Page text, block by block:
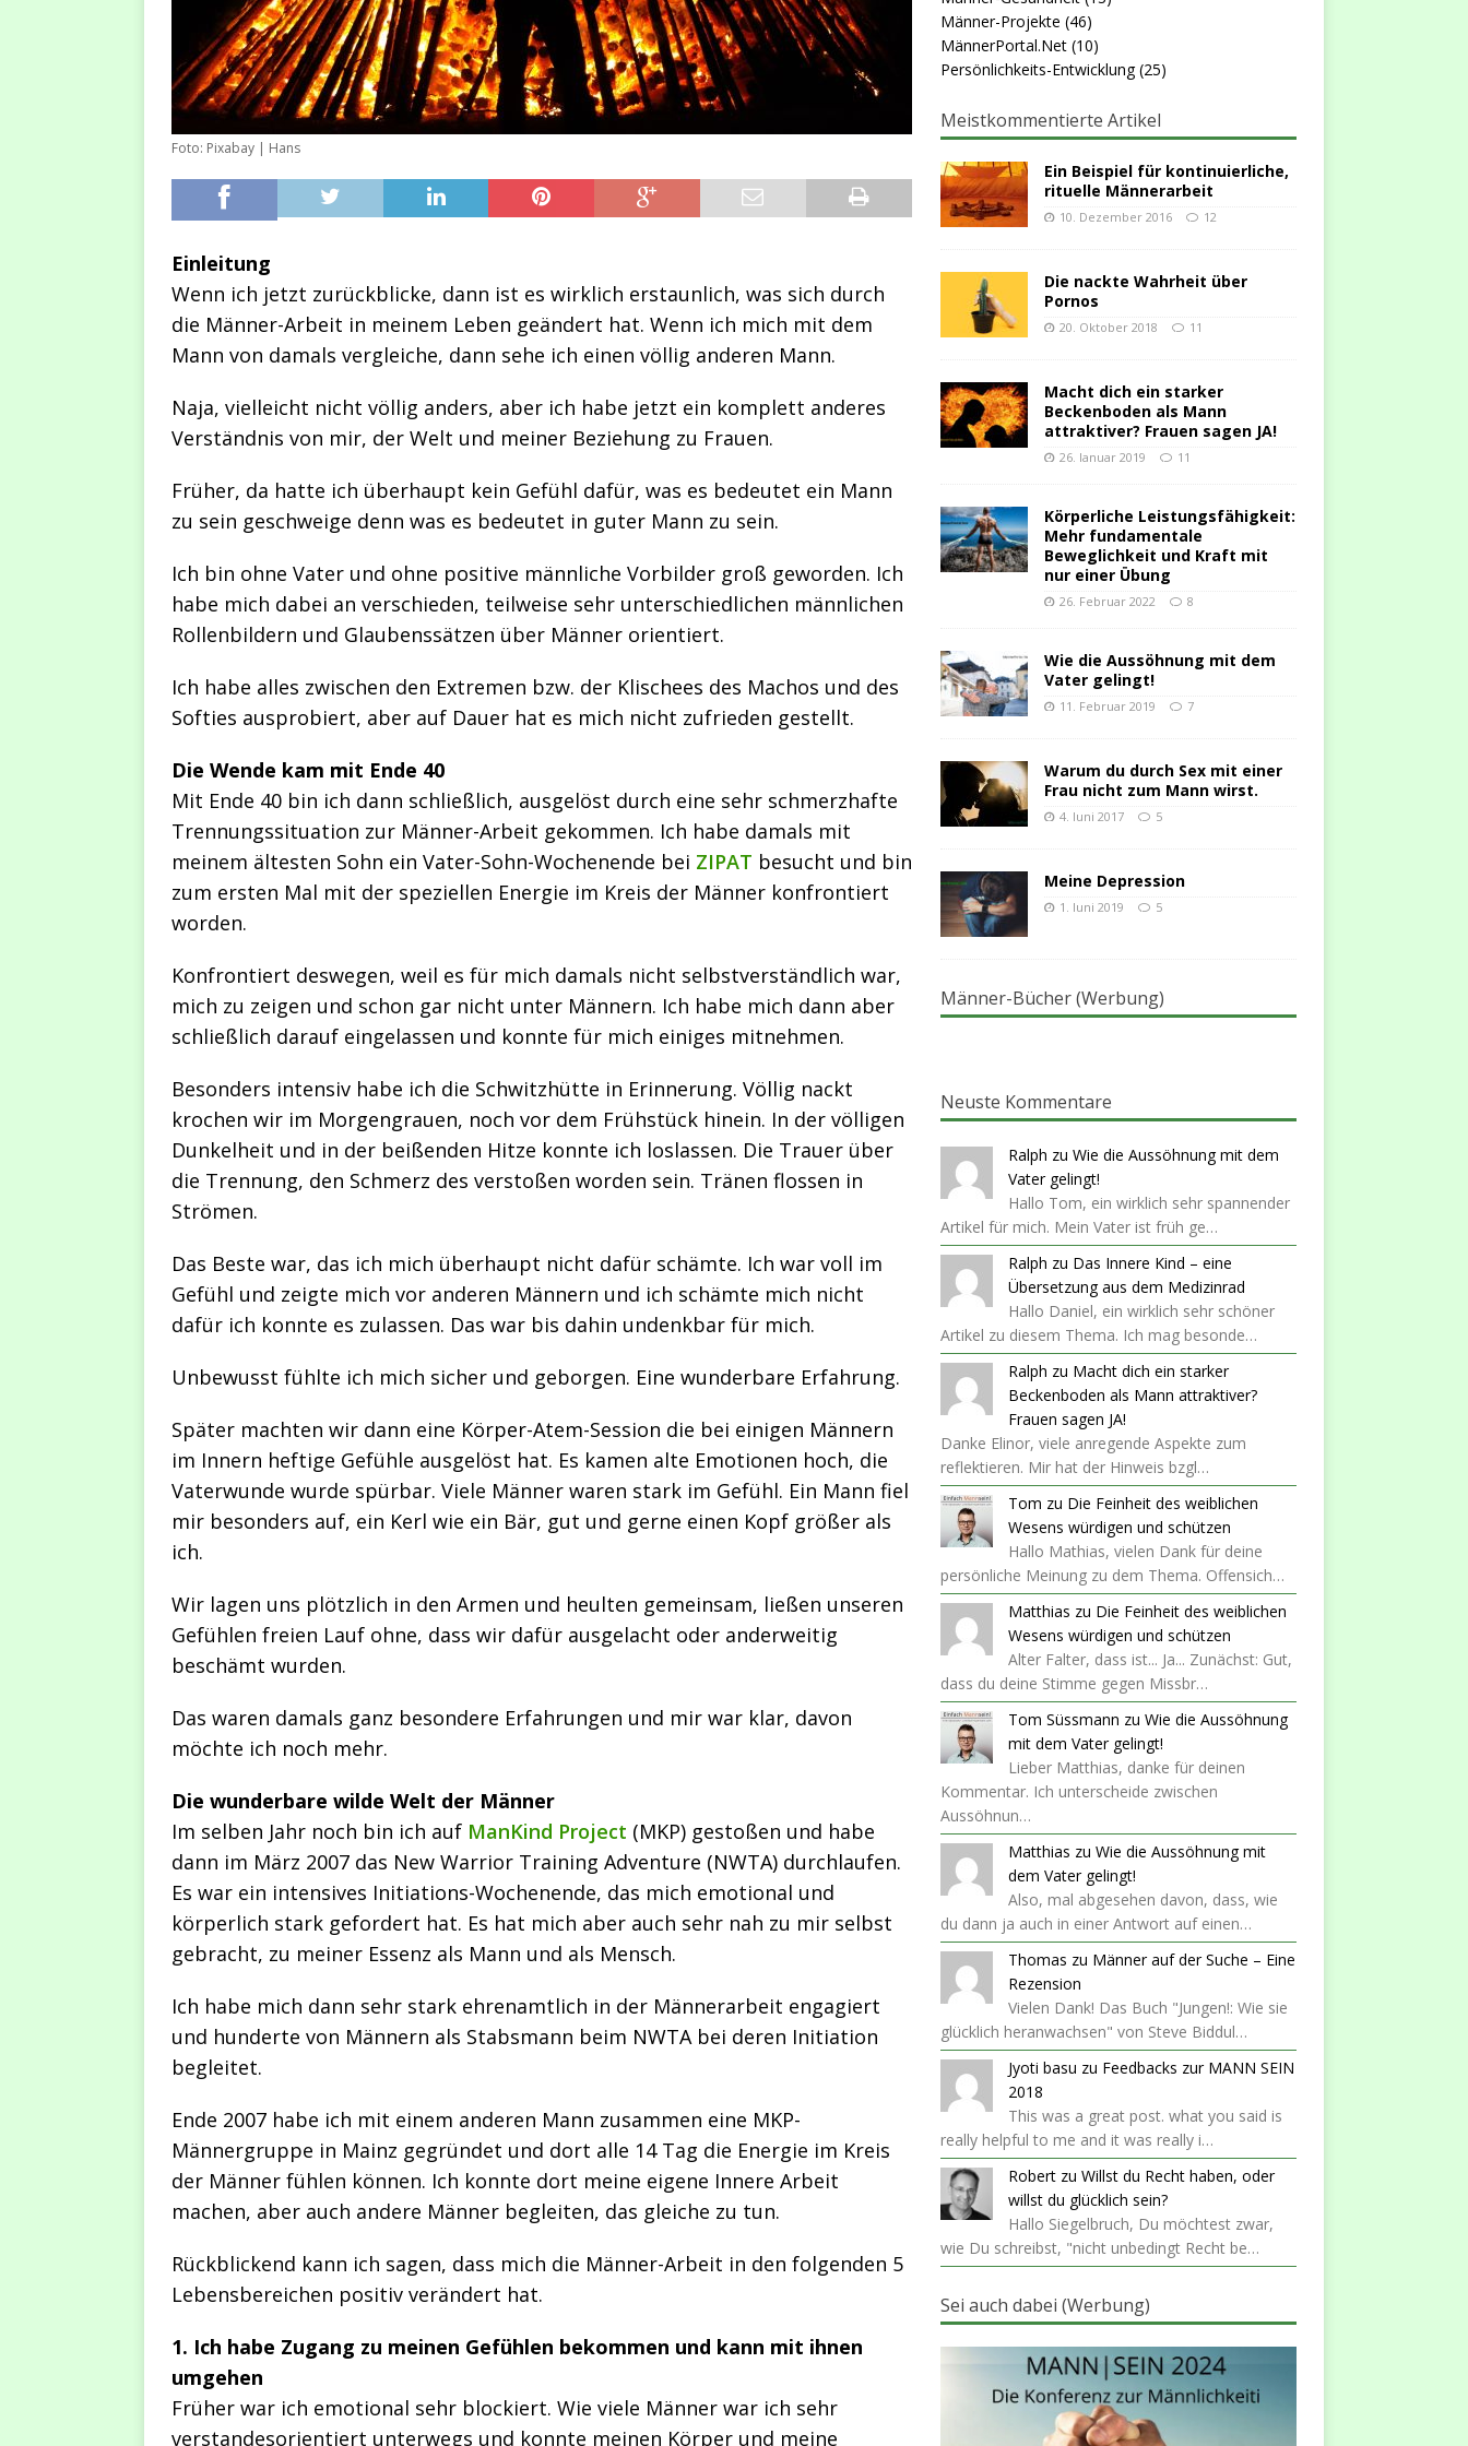
Foto: Pixabay | Hans
Einleitung
Wenn ich jetzt zurückblicke, dann ist es wirklich erstaunlich, was sich durch
die Männer-Arbeit in meinem Leben geändert hat. Wenn ich mich mit dem
Mann von damals vergleiche, dann sehe ich einen völlig anderen Mann.
Naja, vielleicht nicht völlig anders, aber ich habe jetzt ein komplett anderes
Verständnis von mir, der Welt und meiner Beziehung zu Frauen.
Früher, da hatte ich überhaupt kein Gefühl dafür, was es bedeutet ein Mann
zu sein geschweige denn was es bedeutet in guter Mann zu sein.
Ich bin ohne Vater und ohne positive männliche Vorbilder groß geworden. Ich
habe mich dabei an verschieden, teilweise sehr unterschiedlichen männlichen
Rollenbildern und Glaubenssätzen über Männer orientiert.
Ich habe alles zwischen den Extremen bzw. der Klischees des Machos und des
Softies ausprobiert, aber auf Dauer hat es mich nicht zufrieden gestellt.
Die Wende kam mit Ende 40
Mit Ende 40 bin ich dann schließlich, ausgelöst durch eine sehr schmerzhafte
Trennungssituation zur Männer-Arbeit gekommen. Ich habe damals mit
meinem ältesten Sohn ein Vater-Sohn-Wochenende bei ZIPAT besucht und bin
zum ersten Mal mit der speziellen Energie im Kreis der Männer konfrontiert
worden.
Konfrontiert deswegen, weil es für mich damals nicht selbstverständlich war,
mich zu zeigen und schon gar nicht unter Männern. Ich habe mich dann aber
schließlich darauf eingelassen und konnte für mich einiges mitnehmen.
Besonders intensiv habe ich die Schwitzhütte in Erinnerung. Völlig nackt
krochen wir im Morgengrauen, noch vor dem Frühstück hinein. In der völligen
Dunkelheit und in der beißenden Hitze konnte ich loslassen. Die Trauer über
die Trennung, den Schmerz des verstoßen worden sein. Tränen flossen in
Strömen.
Das Beste war, das ich mich überhaupt nicht dafür schämte. Ich war voll im
Gefühl und zeigte mich vor anderen Männern und ich schämte mich nicht
dafür ich konnte es zulassen. Das war bis dahin undenkbar für mich.
Unbewusst fühlte ich mich sicher und geborgen. Eine wunderbare Erfahrung.
Später machten wir dann eine Körper-Atem-Session die bei einigen Männern
im Innern heftige Gefühle ausgelöst hat. Es kamen alte Emotionen hoch, die
Vaterwunde wurde spürbar. Viele Männer waren stark im Gefühl. Ein Mann fiel
mir besonders auf, ein Kerl wie ein Bär, gut und gerne einen Kopf größer als
ich.
Wir lagen uns plötzlich in den Armen und heulten gemeinsam, ließen unseren
Gefühlen freien Lauf ohne, dass wir dafür ausgelacht oder anderweitig
beschämt wurden.
Das waren damals ganz besondere Erfahrungen und mir war klar, davon
möchte ich noch mehr.
Die wunderbare wilde Welt der Männer
Im selben Jahr noch bin ich auf ManKind Project (MKP) gestoßen und habe
dann im März 2007 das New Warrior Training Adventure (NWTA) durchlaufen.
Es war ein intensives Initiations-Wochenende, das mich emotional und
körperlich stark gefordert hat. Es hat mich aber auch sehr nah zu mir selbst
gebracht, zu meiner Essenz als Mann und als Mensch.
Ich habe mich dann sehr stark ehrenamtlich in der Männerarbeit engagiert
und hunderte von Männern als Stabsmann beim NWTA bei deren Initiation
begleitet.
Ende 2007 habe ich mit einem anderen Mann zusammen eine MKP-
Männergruppe in Mainz gegründet und dort alle 14 Tag die Energie im Kreis
der Männer fühlen können. Ich konnte dort meine eigene Innere Arbeit
machen, aber auch andere Männer begleiten, das gleiche zu tun.
Rückblickend kann ich sagen, dass mich die Männer-Arbeit in den folgenden 5
Lebensbereichen positiv verändert hat.
1. Ich habe Zugang zu meinen Gefühlen bekommen und kann mit ihnen
umgehen
Früher war ich emotional sehr blockiert. Wie viele Männer war ich sehr
verstandesorientiert unterwegs und konnte meinen Körper und meine
Männer-Projekte (46)
MännerPortal.Net(10)
Persönlichkeits-Entwicklung(25)
Meistkommentierte Artikel
Ein Beispiel für kontinuierliche,
rituelle Männerarbeit
10. Dezember 2016 12
Die nackte Wahrheit über
Pornos
20. Oktober 2018 11
Macht dich ein starker
Beckenboden als Mann
attraktiver? Frauen sagen JA!
26. Januar 2019 11
Körperliche Leistungsfähigkeit:
Mehr fundamentale
Beweglichkeit und Kraft mit
nur einer Übung
26. Februar 2022 8
Wie die Aussöhnung mit dem
Vater gelingt!
11. Februar 2019 7
Warum du durch Sex mit einer
Frau nicht zum Mann wirst.
4. Juni 2017 5
Meine Depression
1. Juni 2019 5
Männer-Bücher (Werbung)
Neuste Kommentare
Ralph zu Wie die Aussöhnung mit dem
Vater gelingt!
Hallo Tom, ein wirklich sehr spannender
Artikel für mich. Mein Vater ist früh ge…
Ralph zu Das Innere Kind – eine
Übersetzung aus dem Medizinrad
Hallo Daniel, ein wirklich sehr schöner
Artikel zu diesem Thema. Ich mag besonde…
Ralph zu Macht dich ein starker
Beckenboden als Mann attraktiver?
Frauen sagen JA!
Danke Elinor, viele anregende Aspekte zum
reflektieren. Mir hat der Hinweis bzgl…
Tom zu Die Feinheit des weiblichen
Wesens würdigen und schützen
Hallo Mathias, vielen Dank für deine
persönliche Meinung zu dem Thema. Offensich…
Matthias zu Die Feinheit des weiblichen
Wesens würdigen und schützen
Alter Falter, dass ist... Ja... Zunächst: Gut,
dass du deine Stimme gegen Missbr…
Tom Süssmann zu Wie die Aussöhnung
mit dem Vater gelingt!
Lieber Matthias, danke für deinen
Kommentar. Ich unterscheide zwischen
Aussöhnun…
Matthias zu Wie die Aussöhnung mit
dem Vater gelingt!
Also, mal abgesehen davon, dass, wie
du dann ja auch in einer Antwort auf einen…
Thomas zu Männer auf der Suche – Eine
Rezension
Vielen Dank! Das Buch "Jungen!: Wie sie
glücklich heranwachsen" von Steve Biddul…
Jyoti basu zu Feedbacks zur MANN SEIN
2018
This was a great post. what you said is
really helpful to me and it was really i…
Robert zu Willst du Recht haben, oder
willst du glücklich sein?
Hallo Siegelbruch, Du möchtest zwar,
wie Du schreibst, "nicht unbedingt Recht be…
Sei auch dabei (Werbung)